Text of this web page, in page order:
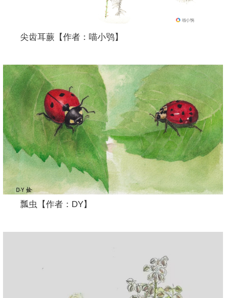
尖齿耳蕨【作者：喵小鸮】
瓢虫【作者：DY】